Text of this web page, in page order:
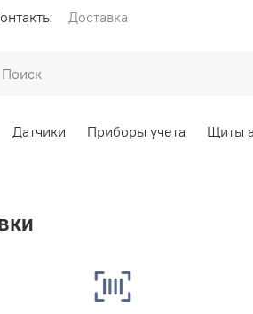
Доставка
Датчики Приборы учета
Щиты